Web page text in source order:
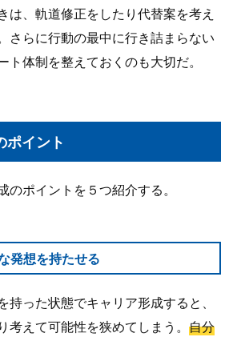
は、軌道修正をしたり代替案を考え
さらに行動の最中に行き詰まらない
ト体制を整えておくのも大切だ。
ポイント
のポイントを５つ紹介する。
発想を持たせる
持った状態でキャリア形成すると、
考えて可能性を狭めてしまう。 自分